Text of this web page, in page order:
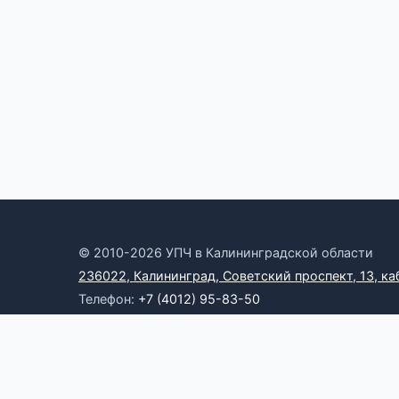
© 2010-2026 УПЧ в Калининградской области
236022, Калининград, Советский проспект, 13,
Телефон: +7 (4012) 95-83-50